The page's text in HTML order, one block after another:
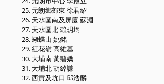
25. 元朗鄉郊東 徐君紹
26. 天水圍南及屏廈 蘇淵
27. 天水圍北 賴玥均
28. 蝴蝶山 姚銘
29. 紅花嶺 高維基
30. 大埔南 黃碧嬌
31. 大埔北 胡綽謙
32. 西貢及坑口 邱浩麟